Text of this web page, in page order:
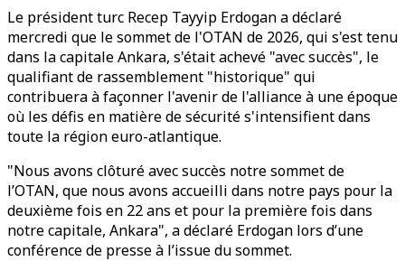
Le président turc Recep Tayyip Erdogan a déclaré
mercredi que le sommet de l'OTAN de 2026, qui s'est tenu
dans la capitale Ankara, s'était achevé "avec succès", le
qualifiant de rassemblement "historique" qui
contribuera à façonner l'avenir de l'alliance à une époque
où les défis en matière de sécurité s'intensifient dans
toute la région euro-atlantique.
"Nous avons clôturé avec succès notre sommet de
l’OTAN, que nous avons accueilli dans notre pays pour la
deuxième fois en 22 ans et pour la première fois dans
notre capitale, Ankara", a déclaré Erdogan lors d’une
conférence de presse à l’issue du sommet.